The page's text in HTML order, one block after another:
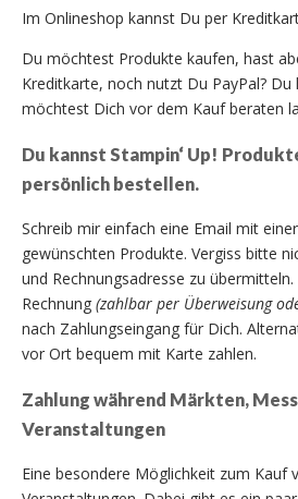
Im Onlineshop kannst Du per
Du möchtest Produkte kaufen, hast
Kreditkarte, noch nutzt Du PayPal? Du
möchtest Dich vor dem Kauf beraten
Du kannst Stampin‘ Up!
persönlich bestellen.
Schreib mir einfach eine Email mit
gewünschten Produkte. Vergiss bitte
und Rechnungsadresse zu
Rechnung (zahlbar per Überweisung
nach Zahlungseingang für Dich.
vor Ort bequem mit Karte zahlen.
Zahlung während Märkten,
Veranstaltungen
Eine besondere Möglichkeit zum Kauf